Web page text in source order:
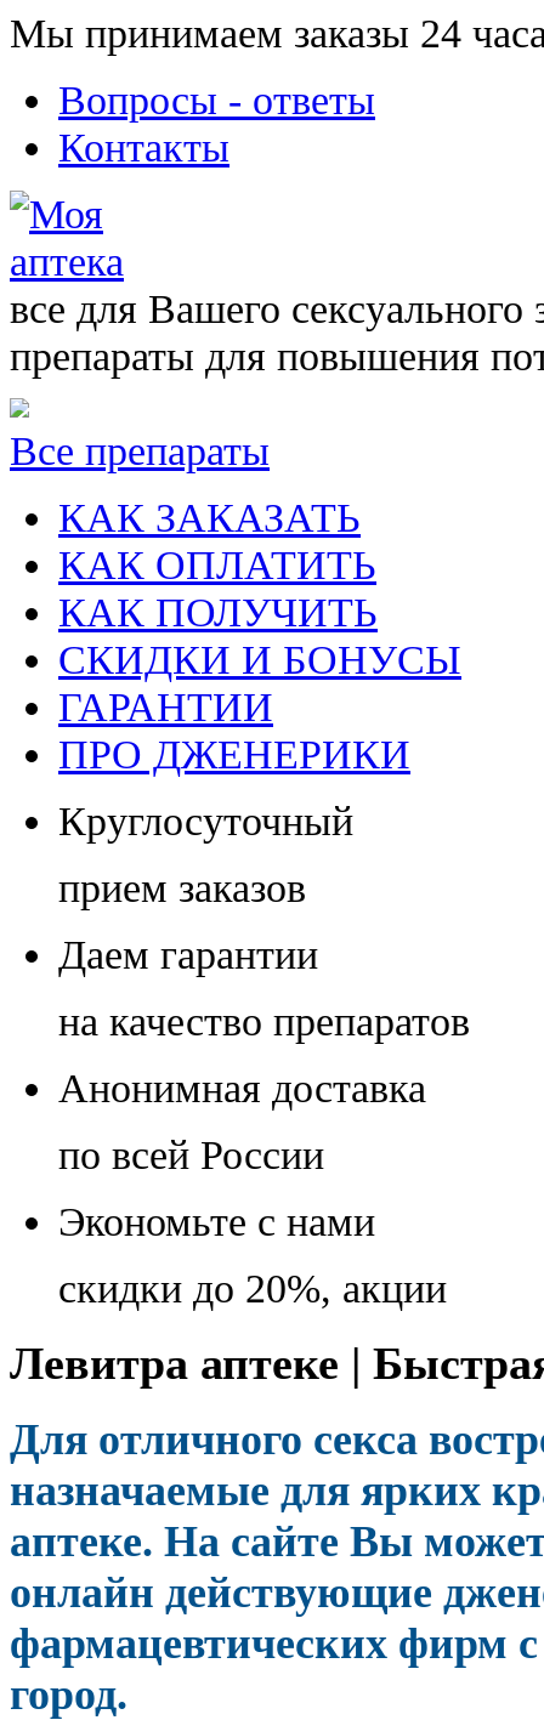
Мы принимаем заказы 24
Вопросы - ответы
Контакты
все для Вашего сексуального
препараты для повышения
Все препараты
КАК ЗАКАЗАТЬ
КАК ОПЛАТИТЬ
КАК ПОЛУЧИТЬ
СКИДКИ И БОНУСЫ
ГАРАНТИИ
ПРО ДЖЕНЕРИКИ
Круглосуточный
прием заказов
Даем гарантии
на качество препаратов
Анонимная доставка
по всей России
Экономьте с нами
скидки до 20%, акции
Левитра аптеке |
Для отличного секса
назначаемые для ярких
аптеке. На сайте Вы
онлайн действующие
фармацевтических фирм
город.